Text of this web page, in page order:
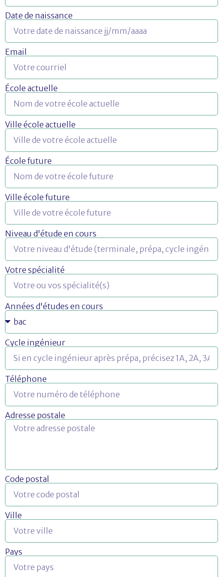
Date de naissance
Email
École actuelle
Ville école actuelle
École future
Ville école future
Niveau d'étude en cours
Votre spécialité
Années d'études en cours
Cycle ingénieur
Téléphone
Adresse postale
Code postal
Ville
Pays